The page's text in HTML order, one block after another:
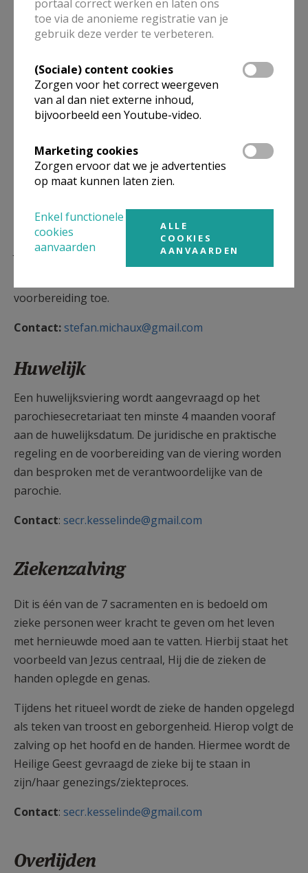
bijgestaan door hun ouders en familie.
Missiodag(zat 28 mrt 2026) komen alle
Scherpenheuvel. Aan de hand van werkwinkels
maken ze er kennis met verschillende vormen van
'beleving van de christelijke waarden'
helpen hen om de eigen godsdienst beter te leren
kennen. Er zijn ook werkwinkels waarin ze zich
kunnen uitleven in zang, dans of spel.
Op de dag van hunvormselontvangen zij deHeilige
Geestdie hen helpt om te leven als christenen, met
Jezus als hun voorbeeld.
voorbereiding toe.
Contact: stefan.michaux@gmail.com
Huwelijk
Een huwelijksviering wordt aangevraagd op het
parochiesecretariaat ten minste 4 maanden vooraf
aan de huwelijksdatum. De juridische en praktische
regeling en de voorbereiding van de viering worden
dan besproken met de verantwoordelijke van de
parochie.
Contact: secr.kesselinde@gmail.com
Ziekenzalving
Dit is één van de 7 sacramenten en is bedoeld om
zieke personen weer kracht te geven om het leven
met hernieuwde moed aan te vatten. Hierbij staat het
voorbeeld van Jezus centraal, Hij die de zieken de
handen oplegde en genas.
Tijdens het ritueel wordt de zieke de handen opgelegd
als teken van troost en geborgenheid. Hierop volgt de
zalving op het hoofd en de handen. Hiermee wordt de
Heilige Geest gevraagd de zieke bij te staan in
zijn/haar genezings/ziekteproces.
Contact: secr.kesselinde@gmail.com
Overlijden
portaal correct werken en laten ons
toe via de anonieme registratie van je
gebruik deze verder te verbeteren.
(Sociale) content cookies
Zorgen voor het correct weergeven
van al dan niet externe inhoud,
bijvoorbeeld een Youtube-video.
Marketing cookies
Zorgen ervoor dat we je advertenties
op maat kunnen laten zien.
Enkel functionele
cookies
aanvaarden
ALLE
COOKIES
AANVAARDEN